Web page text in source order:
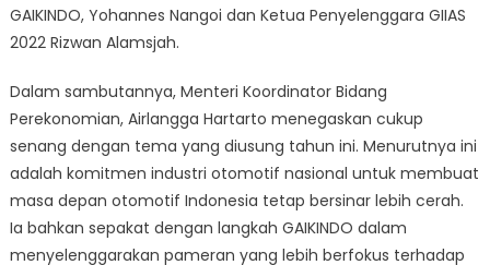
GAIKINDO, Yohannes Nangoi dan Ketua Penyelenggara GIIAS
2022 Rizwan Alamsjah.
Dalam sambutannya, Menteri Koordinator Bidang
Perekonomian, Airlangga Hartarto menegaskan cukup
senang dengan tema yang diusung tahun ini. Menurutnya ini
adalah komitmen industri otomotif nasional untuk membuat
masa depan otomotif Indonesia tetap bersinar lebih cerah.
Ia bahkan sepakat dengan langkah GAIKINDO dalam
menyelenggarakan pameran yang lebih berfokus terhadap